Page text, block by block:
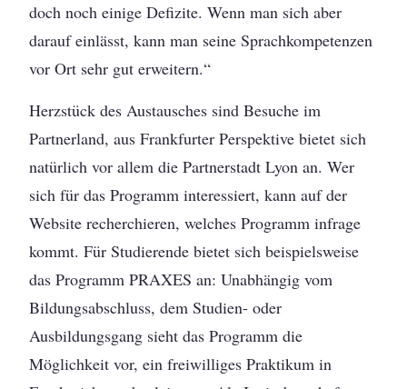
doch noch einige Defizite. Wenn man sich aber
darauf einlässt, kann man seine Sprachkompetenzen
vor Ort sehr gut erweitern.“
Herzstück des Austausches sind Besuche im
Partnerland, aus Frankfurter Perspektive bietet sich
natürlich vor allem die Partnerstadt Lyon an. Wer
sich für das Programm interessiert, kann auf der
Website recherchieren, welches Programm infrage
kommt. Für Studierende bietet sich beispielsweise
das Programm PRAXES an: Unabhängig vom
Bildungsabschluss, dem Studien- oder
Ausbildungsgang sieht das Programm die
Möglichkeit vor, ein freiwilliges Praktikum in